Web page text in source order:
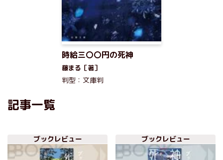
時給三〇〇円の死神
藤まる［著］
判型：文庫判
記事一覧
ブックレビュー ブックレビュー